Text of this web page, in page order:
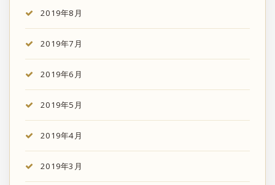
2019年8月
2019年7月
2019年6月
2019年5月
2019年4月
2019年3月